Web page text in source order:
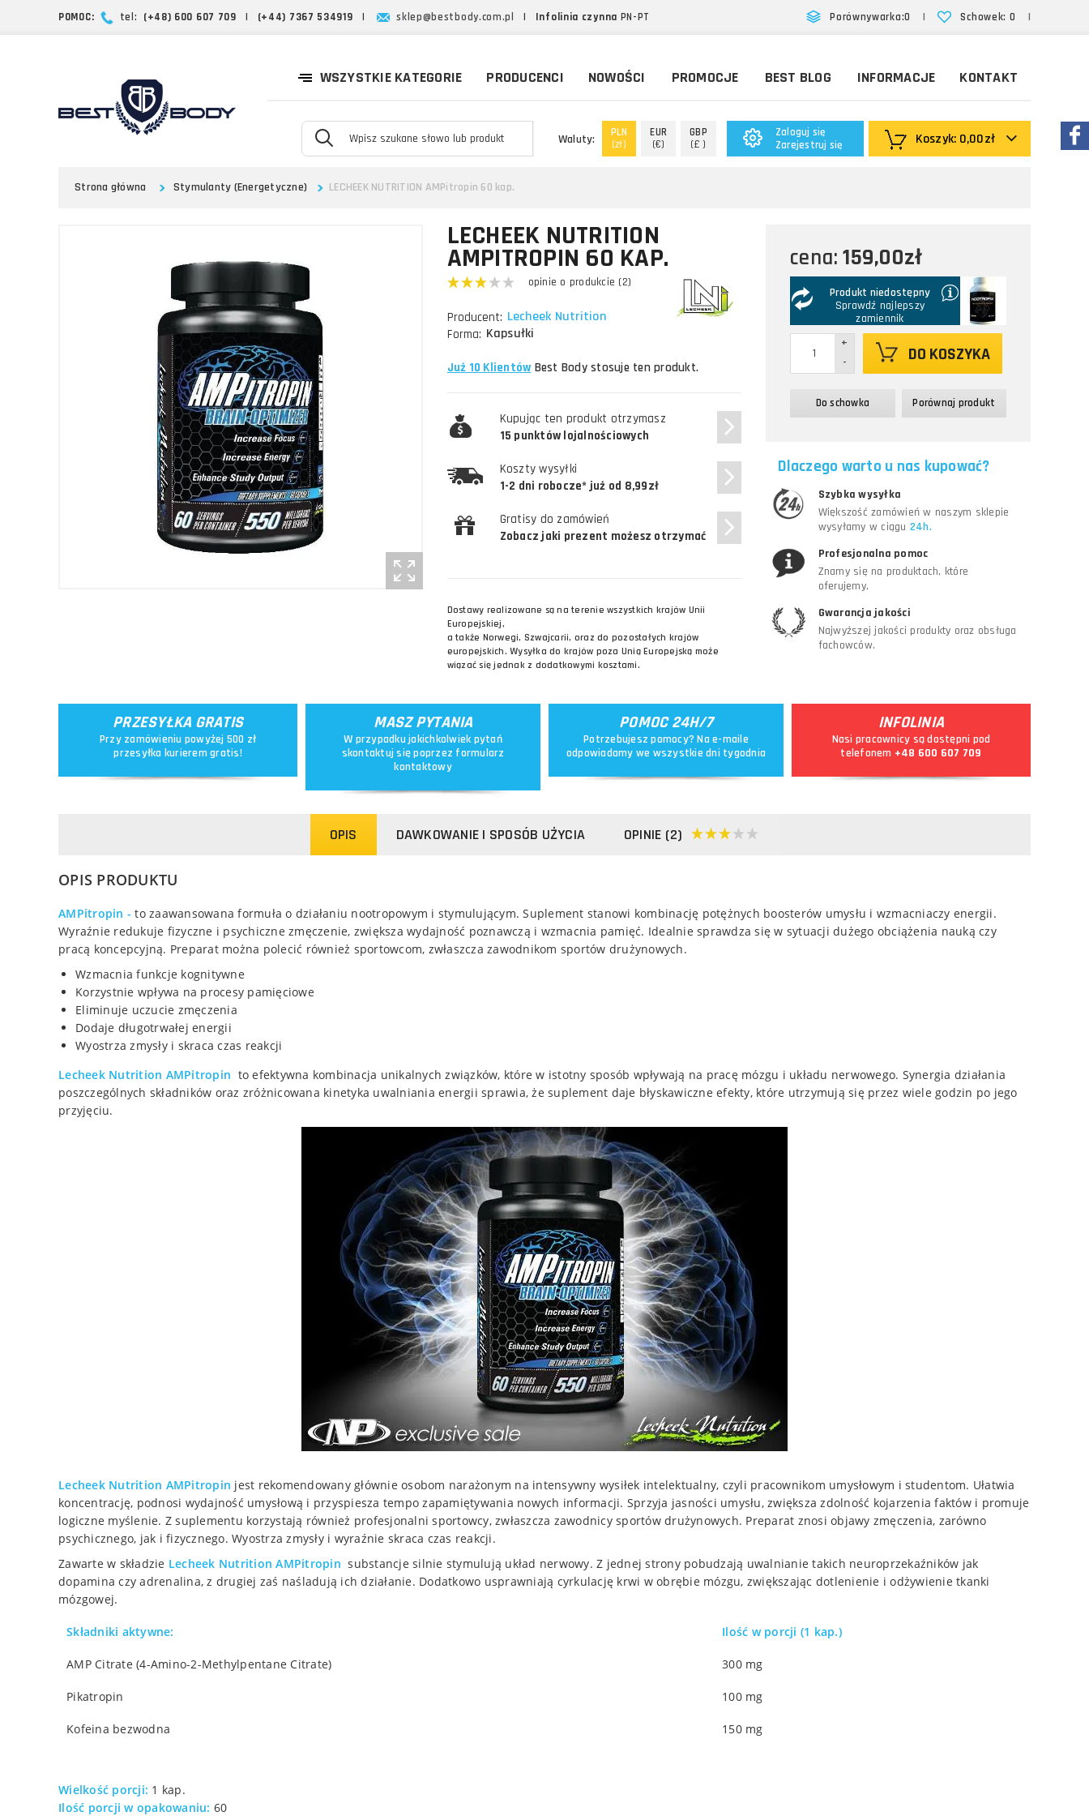
Schowek: 0 |
Porównywarka:0 |
POMOC: tel: (+48) 600 607 709 | (+44) 7367 534919 | sklep@bestbody.com.pl | Infolinia czynna PN-PT
WSZYSTKIE KATEGORIE PRODUCENCI NOWOŚCI PROMOCJE BEST BLOG INFORMACJE KONTAKT
Koszyk: 0,00zł
Zaloguj się
Zarejestruj się
Waluty:
PLN
(zł)
EUR
(€)
GBP
(£ )
Strona główna Stymulanty (Energetyczne) LECHEEK NUTRITION AMPitropin 60 kap.
LECHEEK NUTRITION
AMPITROPIN 60 KAP.
opinie o produkcie (2)
Producent: Lecheek Nutrition
Forma: Kapsułki
Już 10 Klientów Best Body stosuje ten produkt.
Kupując ten produkt otrzymasz
15 punktów lojalnościowych
Koszty wysyłki
1-2 dni robocze* już od 8,99zł
Gratisy do zamówień
Zobacz jaki prezent możesz otrzymać
Dostawy realizowane są na terenie wszystkich krajów Unii
Europejskiej,
a także Norwegi, Szwajcarii, oraz do pozostałych krajów
europejskich. Wysyłka do krajów poza Unią Europejską może
wiązać się jednak z dodatkowymi kosztami.
cena: 159,00zł
Produkt niedostępny
Sprawdź najlepszy
zamiennik
-
+
DO KOSZYKA
Do schowka Porównaj produkt
Dlaczego warto u nas kupować?
Szybka wysyłka
Większość zamówień w naszym sklepie
wysyłamy w ciągu 24h.
Profesjonalna pomoc
Znamy się na produktach, które
oferujemy.
Gwarancja jakości
Najwyższej jakości produkty oraz obsługa
fachowców.
PRZESYŁKA GRATIS
Przy zamówieniu powyżej 500 zł
przesyłka kurierem gratis!
MASZ PYTANIA
W przypadku jakichkolwiek pytań
skontaktuj się poprzez formularz
kontaktowy
POMOC 24H/7
Potrzebujesz pomocy? Na e-maile
odpowiadamy we wszystkie dni tygodnia
INFOLINIA
Nasi pracownicy są dostępni pod
telefonem +48 600 607 709
OPIS DAWKOWANIE I SPOSÓB UŻYCIA OPINIE (2)
OPIS PRODUKTU
AMPitropin -to zaawansowana formuła o działaniu nootropowym i stymulującym. Suplement stanowi kombinację potężnych boosterów umysłu i wzmacniaczy energii.
Wyraźnie redukuje fizyczne i psychiczne zmęczenie, zwiększa wydajność poznawczą i wzmacnia pamięć. Idealnie sprawdza się w sytuacji dużego obciążenia nauką czy
pracą koncepcyjną. Preparat można polecić również sportowcom, zwłaszcza zawodnikom sportów drużynowych.
Wzmacnia funkcje kognitywne
Korzystnie wpływa na procesy pamięciowe
Eliminuje uczucie zmęczenia
Dodaje długotrwałej energii
Wyostrza zmysły i skraca czas reakcji
Lecheek Nutrition AMPitropin to efektywna kombinacja unikalnych związków, które w istotny sposób wpływają na pracę mózgu i układu nerwowego. Synergia działania
poszczególnych składników oraz zróżnicowana kinetyka uwalniania energii sprawia, że suplement daje błyskawiczne efekty, które utrzymują się przez wiele godzin po jego
przyjęciu.
Lecheek Nutrition AMPitropin jest rekomendowany głównie osobom narażonym na intensywny wysiłek intelektualny, czyli pracownikom umysłowym i studentom. Ułatwia
koncentrację, podnosi wydajność umysłową i przyspiesza tempo zapamiętywania nowych informacji. Sprzyja jasności umysłu, zwiększa zdolność kojarzenia faktów i promuje
logiczne myślenie. Z suplementu korzystają również profesjonalni sportowcy, zwłaszcza zawodnicy sportów drużynowych. Preparat znosi objawy zmęczenia, zarówno
psychicznego, jak i fizycznego. Wyostrza zmysły i wyraźnie skraca czas reakcji.
Zawarte w składzie Lecheek Nutrition AMPitropinsubstancje silnie stymulują układ nerwowy. Z jednej strony pobudzają uwalnianie takich neuroprzekaźników jak
dopamina czy adrenalina, z drugiej zaś naśladują ich działanie. Dodatkowo usprawniają cyrkulację krwi w obrębie mózgu, zwiększając dotlenienie i odżywienie tkanki
mózgowej.
Składniki aktywne: Ilość w porcji (1 kap.)
AMP Citrate (4-Amino-2-Methylpentane Citrate) 300 mg
Pikatropin 100 mg
Kofeina bezwodna 150 mg
Wielkość porcji: 1 kap.
Ilość porcji w opakowaniu: 60